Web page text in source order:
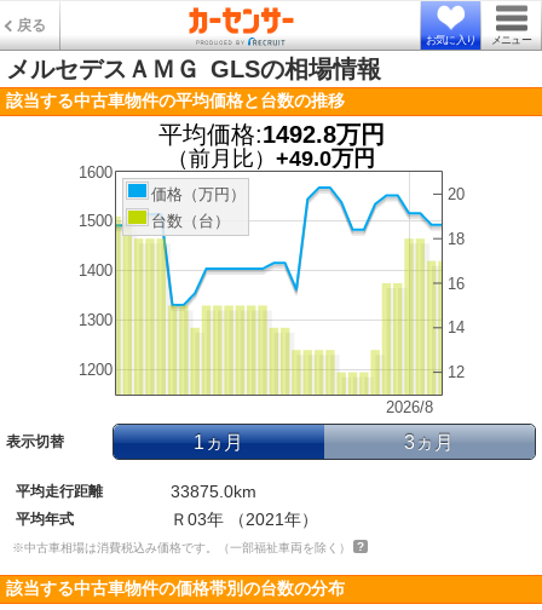
戻る
お気に入り メニュー
メルセデスＡＭＧ GLSの相場情報
該当する中古車物件の平均価格と台数の推移
平均価格:1492.8万円
（前月比） +49.0万円
2026/8
1200
1300
1400
1500
1600
12
14
16
18
20
価格（万円）
台数（台）
表示切替 1ヵ月 3ヵ月
平均走行距離 33875.0km
平均年式 Ｒ03年 （2021年）
※中古車相場は消費税込み価格です。（一部福祉車両を除く）
該当する中古車物件の価格帯別の台数の分布